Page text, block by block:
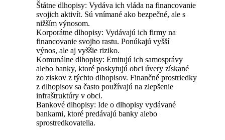
Štátne dlhopisy: Vydáva ich vláda na financovanie
svojich aktivít. Sú vnímané ako bezpečné, ale s
nižším výnosom.
Korporátne dlhopisy: Vydávajú ich firmy na
financovanie svojho rastu. Ponúkajú vyšší
výnos, ale aj vyššie riziko.
Komunálne dlhopisy: Emitujú ich samosprávy
alebo banky, ktoré poskytujú obci úvery získané
zo ziskov z týchto dlhopisov. Finančné prostriedky
z dlhopisov sa často používajú na zlepšenie
infraštruktúry v obci.
Bankové dlhopisy: Ide o dlhopisy vydávané
bankami, ktoré predávajú banky alebo
sprostredkovatelia.